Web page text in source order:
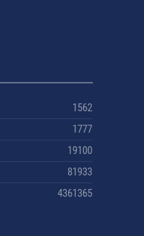
1562
1777
19100
81933
4361365